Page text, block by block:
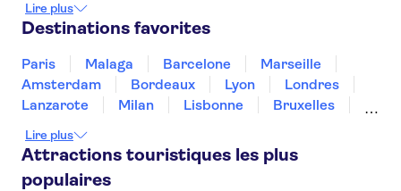
Quartier de Kazimierz
Maroc
Malaisie Thaïlande
Turquie
Lire plus
Destinations favorites
Paris Malaga Barcelone
Marseille
Amsterdam
Bordeaux Lyon
Londres
Lanzarote
Milan Lisbonne
Bruxelles
Dubai
Minorque Copenhague
Lire plus
Attractions touristiques les plus
populaires